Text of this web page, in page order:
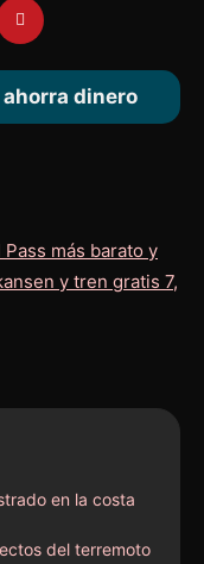
ahorra dinero
en la costa
del terremoto